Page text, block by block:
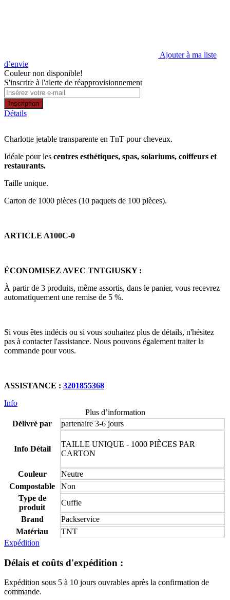
Ajouter à ma liste
d’envie
Couleur non disponible!
S'inscrire à l'alerte de réapprovisionnement
Inscription
Détails
Charlotte jetable transparente en TnT pour cheveux.
Idéale pour les centres esthétiques, spas, solariums, coiffeurs et
restaurants.
Taille unique.
Carton de 1000 pièces (10 paquets de 100 pièces).
ARTICLE A100C-0
ÉCONOMISEZ AVEC TNTGIUSKY :
À partir de 3 produits, même assortis, dans le panier, vous recevrez
automatiquement une remise de 5 %.
Si vous êtes indécis ou si vous souhaitez plus de détails, n'hésitez
pas à contacter l'assistance. Nous pouvons également traiter la
commande pour vous.
ASSISTANCE : 3201855368
Info
Plus d’information
Délivré par
partenaire 3-6 jours
Info Détail
TAILLE UNIQUE - 1000 PIÈCES PAR
CARTON
Couleur
Neutre
Compostable
Non
Type de
produit
Cuffie
Brand
Packservice
Matériau
TNT
Expédition
Délais et coûts d'expédition :
Expédition sous 5 à 10 jours ouvrables après la confirmation de
commande.